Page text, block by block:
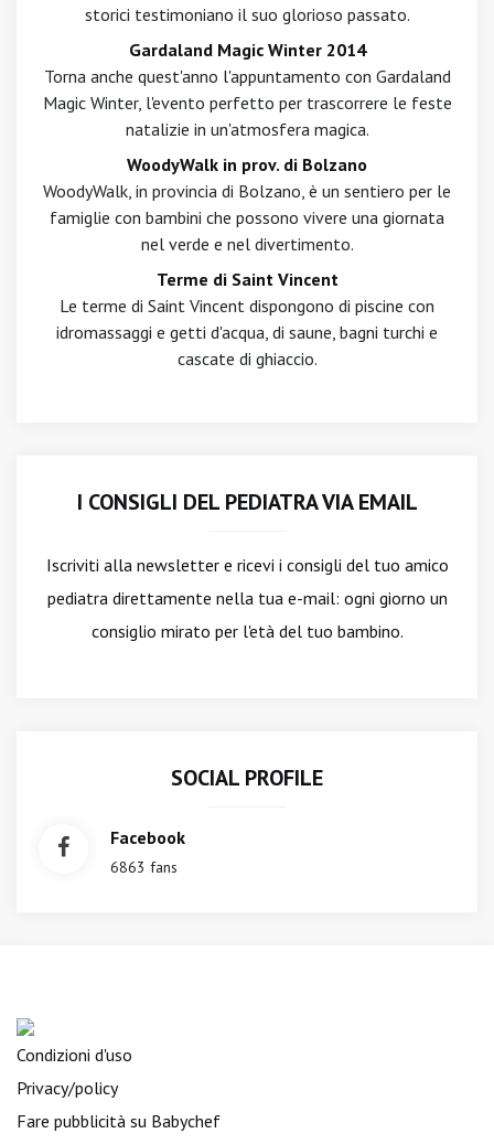
storici testimoniano il suo glorioso passato.
Gardaland Magic Winter 2014
Torna anche quest'anno l'appuntamento con Gardaland
Magic Winter, l'evento perfetto per trascorrere le feste
natalizie in un'atmosfera magica.
WoodyWalk in prov. di Bolzano
WoodyWalk, in provincia di Bolzano, è un sentiero per le
famiglie con bambini che possono vivere una giornata
nel verde e nel divertimento.
Terme di Saint Vincent
Le terme di Saint Vincent dispongono di piscine con
idromassaggi e getti d'acqua, di saune, bagni turchi e
cascate di ghiaccio.
I CONSIGLI DEL PEDIATRA VIA EMAIL
Iscriviti alla newslettere ricevi i consigli del tuo amico
pediatra direttamente nella tua e-mail: ogni giorno un
consiglio mirato per l'età del tuo bambino.
SOCIAL PROFILE
Facebook
6863 fans
Condizioni d'uso
Privacy/policy
Fare pubblicità su Babychef